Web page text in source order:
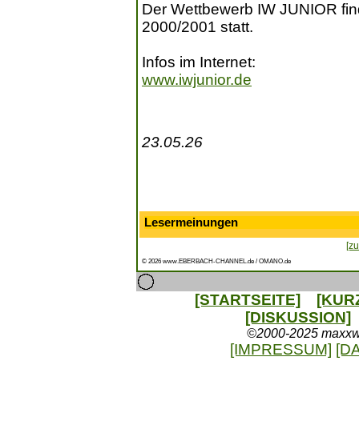
Der Wettbewerb IW JUNIOR
2000/2001 statt.
Infos im Internet:
www.iwjunior.de
23.05.26
Lesermeinungen
© 2026 www.EBERBACH-CHANNEL.de / OMANO.de
[STARTSEITE]
[DISKUSSION]
©2000-2025
[IMPRESSUM]